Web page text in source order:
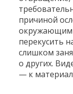
причиной
перекусить
слишком
о других.
— к